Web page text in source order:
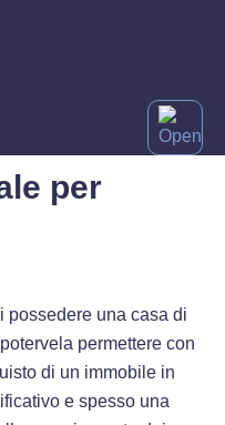
per
possedere una casa di
permettere con
di un immobile in
e spesso una